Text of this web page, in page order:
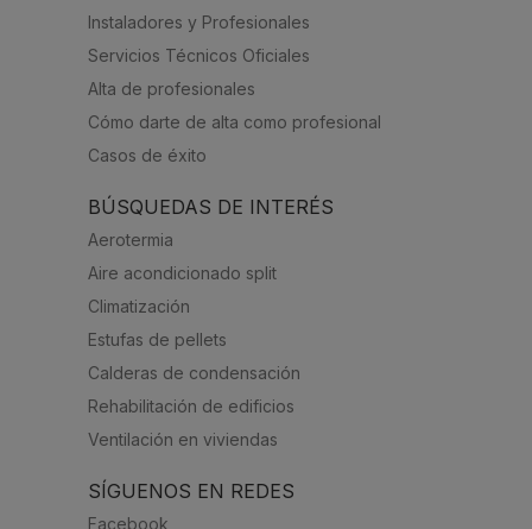
Instaladores y Profesionales
Servicios Técnicos Oficiales
Alta de profesionales
Cómo darte de alta como profesional
Casos de éxito
BÚSQUEDAS DE INTERÉS
Aerotermia
Aire acondicionado split
Climatización
Estufas de pellets
Calderas de condensación
Rehabilitación de edificios
Ventilación en viviendas
SÍGUENOS EN REDES
Facebook